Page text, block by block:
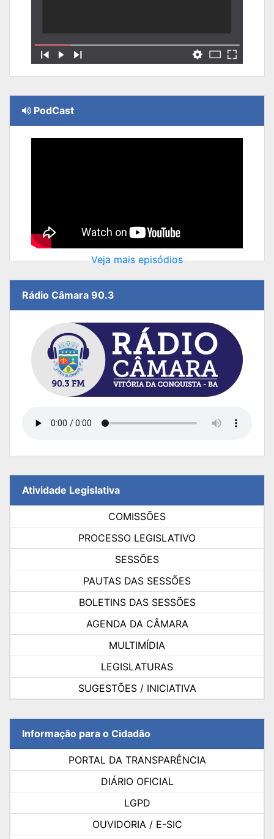
PodCast
Veja mais episódios
Rádio Câmara 90.3
Atividade Legislativa
COMISSÕES
PROCESSO LEGISLATIVO
SESSÕES
PAUTAS DAS SESSÕES
BOLETINS DAS SESSÕES
AGENDA DA CÂMARA
MULTIMÍDIA
LEGISLATURAS
SUGESTÕES / INICIATIVA
Informação para o Cidadão
PORTAL DA TRANSPARÊNCIA
DIÁRIO OFICIAL
LGPD
OUVIDORIA / E-SIC